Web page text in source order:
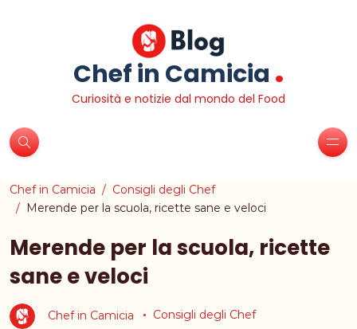
Chef in Camicia .
Curiosità e notizie dal mondo del Food
Chef in Camicia
Consigli degli Chef
Merende per la scuola, ricette sane e veloci
Merende per la scuola, ricette
sane e veloci
Chef in Camicia Consigli degli Chef